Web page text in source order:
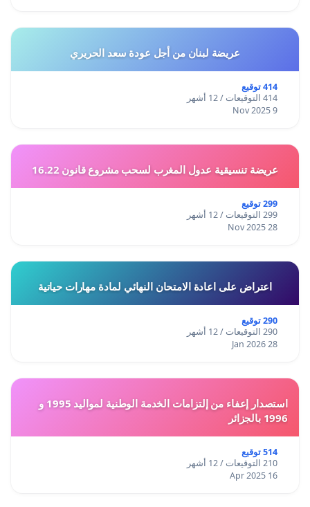
عريضة لبنان من أجل عودة سعد الحريري
414 توقيع
414 التوقيعات / 12 أشهر
9 Nov 2025
عريضة تنسيقية عدول المغرب لسحب مشروع قانون 16.22
299 توقيع
299 التوقيعات / 12 أشهر
28 Nov 2025
اعتراض على اعادة الامتحان النهائي لمادة مهارات حياتية
290 توقيع
290 التوقيعات / 12 أشهر
28 Jan 2026
استصدار إعفاء من إلتزامات الخدمة الوطنية لمواليد 1995 و
1996 بالجزائر
514 توقيع
210 التوقيعات / 12 أشهر
16 Apr 2025